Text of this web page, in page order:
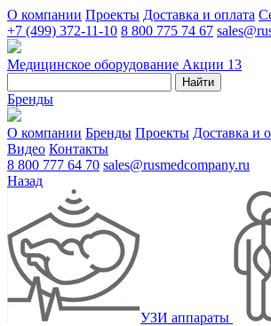
О компании Проекты Доставка и оплата
+7 (499) 372-11-10 8 800 775 74 67
Медицинское оборудование Акции 13
Найти
Бренды
О компании Бренды Проекты Доставка и
Видео Контакты
8 800 777 64 70 sales@rusmedcompany.ru
Назад
УЗИ аппараты